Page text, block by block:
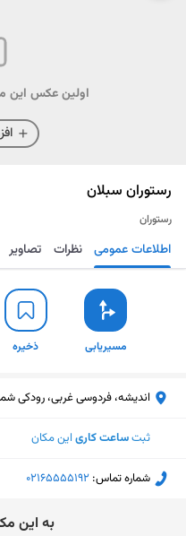
اولین عکس این
رستوران سبلان
رستوران
مسیریابی ذخیره اطلاعات عمومی نظرات تصاویر
مسیریابی ذخیره
اندیشه، فردوسی غربی، رودکی
ثبتساعت کاری این مکان
شماره تماس: ‎02165555192
ﺑﻪ اﯾﻦ